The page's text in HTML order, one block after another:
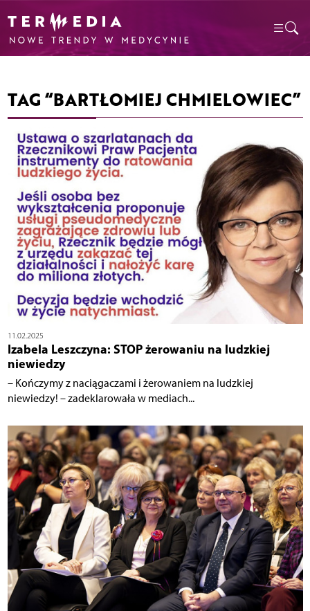
TAG “BARTŁOMIEJ CHMIELOWIEC”
11.02.2025
Izabela Leszczyna: STOP żerowaniu na ludzkiej
niewiedzy
– Kończymy z naciągaczami i żerowaniem na ludzkiej
niewiedzy! – zadeklarowała w mediach...